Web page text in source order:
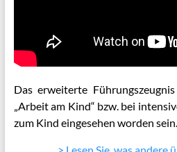
Das erweiterte
„Arbeit am Kind“ bzw. bei
zum Kind eingesehen worden sein.